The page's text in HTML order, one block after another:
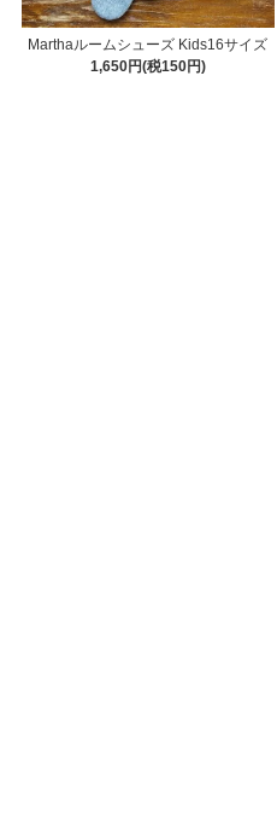
Marthaルームシューズ Kids16サイズ
1,650円(税150円)